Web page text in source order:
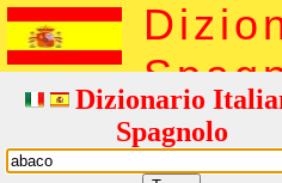
Dizionario
Spagnolo